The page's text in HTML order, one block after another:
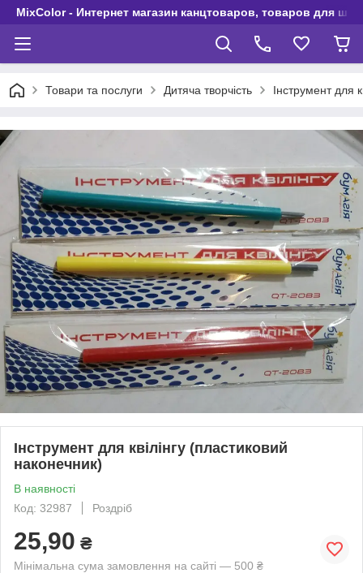
MixColor - Интернет магазин канцтоваров, товаров для
Товари та послуги Дитяча творчість Інструмент для
Інструмент для квілінгу (пластиковий
наконечник)
В наявності
Код: 32987
Роздріб
25,90 ₴
Мінімальна сума замовлення на сайті — 500 ₴